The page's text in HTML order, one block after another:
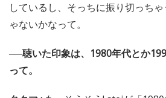
しているし、そっちに振り切っち
ゃないかなって。
──聴いた印象は、1980年代とか
って。